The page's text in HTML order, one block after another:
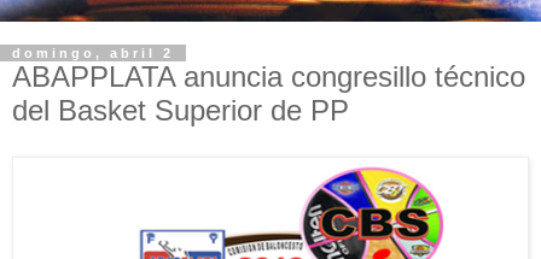
domingo, abril 2
ABAPPLATA anuncia congresillo técnico
del Basket Superior de PP